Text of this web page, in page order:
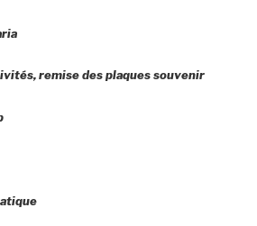
remise des plaques souvenir